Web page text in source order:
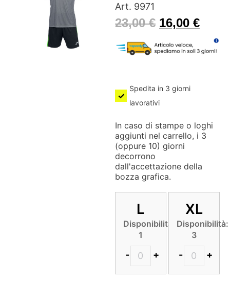
Art. 9971
23,00€ 16,00 €
Spedita in 3 giorni
lavorativi
In caso di stampe o loghi
aggiunti nel carrello, i 3
(oppure 10) giorni
decorrono
dall'accettazione della
bozza grafica.
L
Disponibilità:
1
- +
XL
Disponibilità:
3
- +